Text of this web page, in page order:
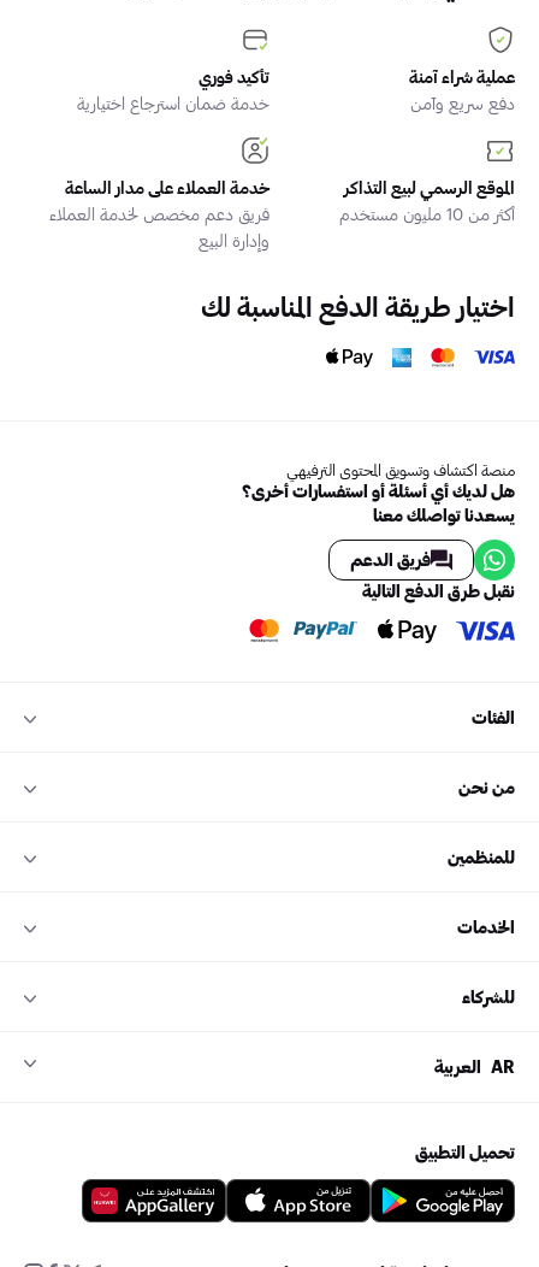
عملية شراء آمنة
دفع سريع وآمن
تأكيد فوري
خدمة ضمان استرجاع اختيارية
الموقع الرسمي لبيع التذاكر
أكثر من 10 مليون مستخدم
خدمة العملاء على مدار الساعة
فريق دعم مخصص لخدمة العملاء
وإدارة البيع
اختيار طريقة الدفع المناسبة لك
منصة اكتشاف وتسويق المحتوى الترفيهي
هل لديك أي أسئلة أو استفسارات أخرى؟
يسعدنا تواصلك معنا
فريق الدعم
نقبل طرق الدفع التالية
الفئات
من نحن
للمنظمين
الخدمات
للشركاء
AR العربية
تحميل التطبيق